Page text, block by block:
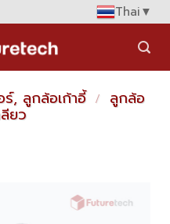
Thai▼
ร์, ลูกล้อเก้าอี้ / ลูกล้อ
ยว